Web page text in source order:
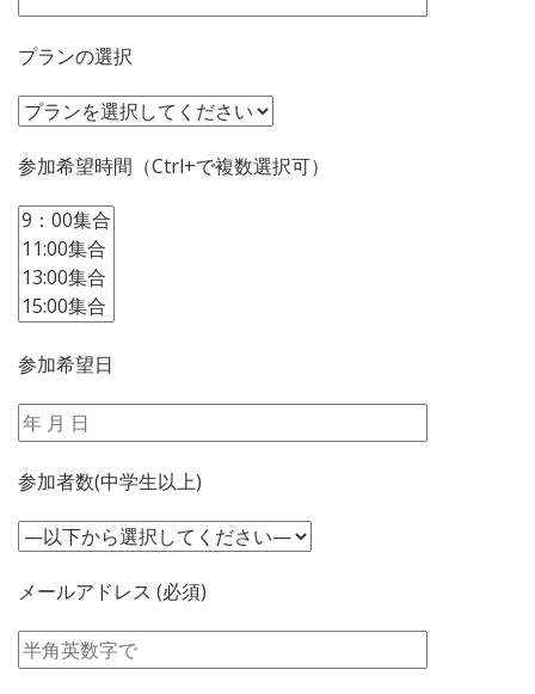
プランの選択
参加希望時間（Ctrl+で複数選択可）
参加希望日
参加者数(中学生以上)
メールアドレス (必須)